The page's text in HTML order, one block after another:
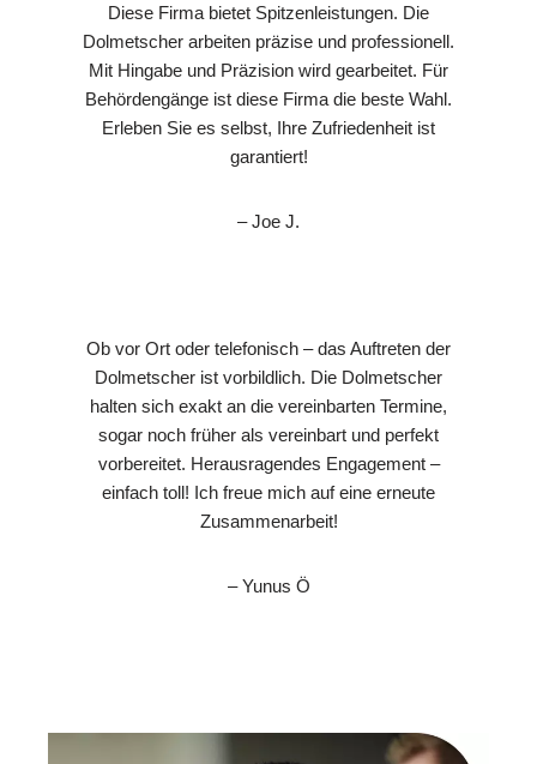
Diese Firma bietet Spitzenleistungen. Die
Dolmetscher arbeiten präzise und professionell.
Mit Hingabe und Präzision wird gearbeitet. Für
Behördengänge ist diese Firma die beste Wahl.
Erleben Sie es selbst, Ihre Zufriedenheit ist
garantiert!
– Joe J.
Ob vor Ort oder telefonisch – das Auftreten der
Dolmetscher ist vorbildlich. Die Dolmetscher
halten sich exakt an die vereinbarten Termine,
sogar noch früher als vereinbart und perfekt
vorbereitet. Herausragendes Engagement –
einfach toll! Ich freue mich auf eine erneute
Zusammenarbeit!
– Yunus Ö